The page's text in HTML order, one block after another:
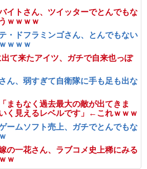
イトさん、ツイッターでとんでもな
ｗｗｗｗ
・ドフラミンゴさん、とんでもない
ｗｗｗ
出て来たアイツ、ガチで自来也っぽ
ん、弱すぎて自衛隊に手も足も出な
まもなく過去最大の敵が出てきま
く見えるレベルです」←これｗｗｗ
ームソフト売上、ガチでとんでもな
の一花さん、ラブコメ史上稀にみる
ｗ